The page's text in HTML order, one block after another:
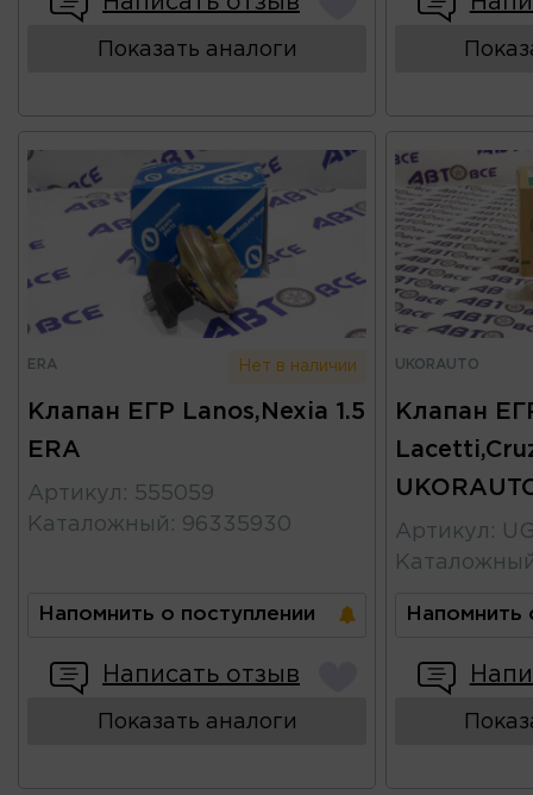
Показать аналоги
ERA Нет в наличии
Клапан ЕГР Lanos,Nexia 1.5
ERA
Артикул : 555059
Каталожный : 96335930
Напомнить о поступлении
Написать отзыв
Показать аналоги
UKORAUTO
Клапан
Артикул :
Напомнить